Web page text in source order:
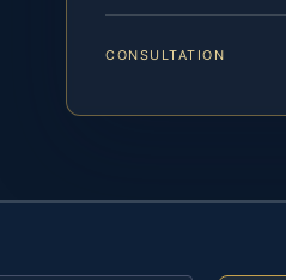
CONSULTATION